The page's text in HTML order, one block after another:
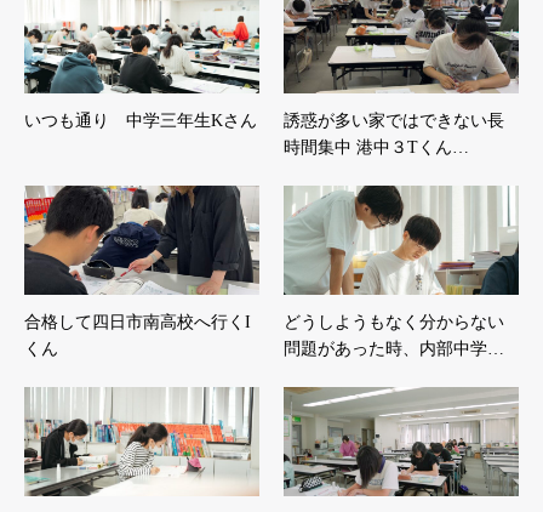
いつも通り 中学三年生Kさん
誘惑が多い家ではできない長
時間集中 港中３Tくん…
合格して四日市南高校へ行くI
くん
どうしようもなく分からない
問題があった時、内部中学…